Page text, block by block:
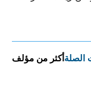
الصلةأكثر من مؤلف